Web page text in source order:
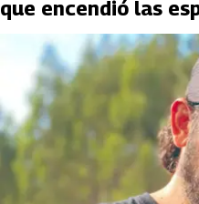
que encendió las